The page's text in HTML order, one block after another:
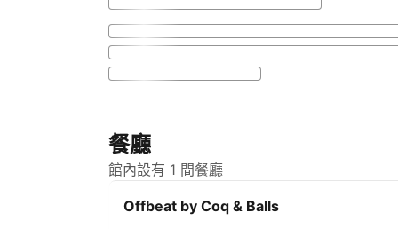
餐廳
館內設有 1 間餐廳
Offbeat by Coq & Balls